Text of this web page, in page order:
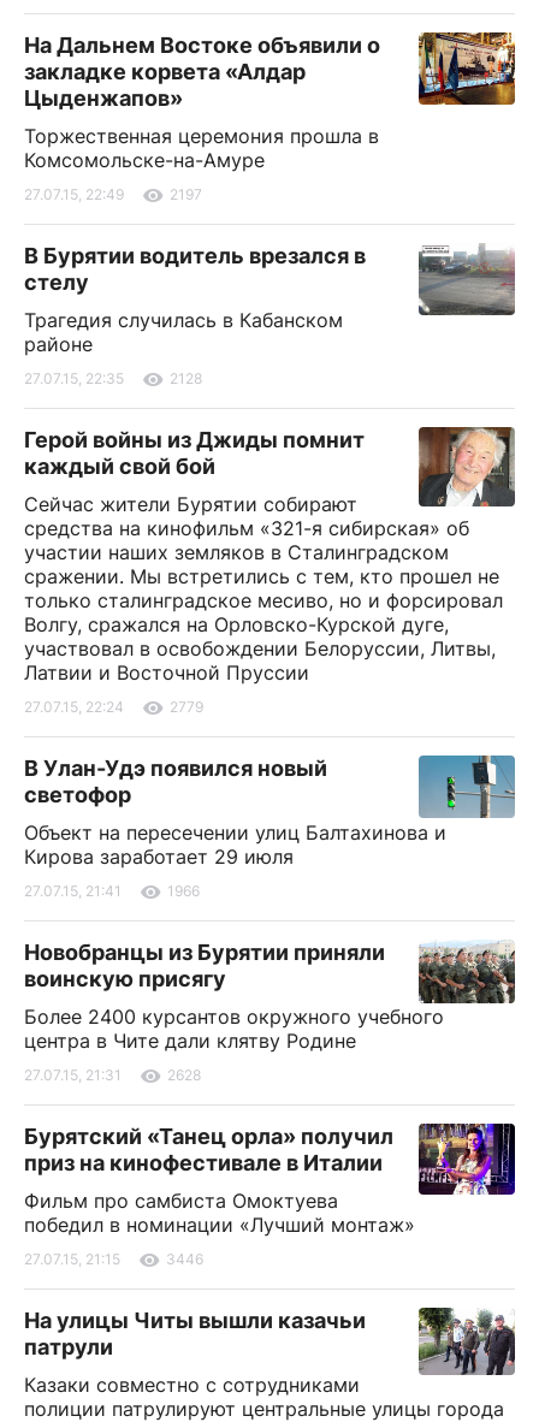
На Дальнем Востоке объявили о
закладке корвета «Алдар
Цыденжапов»
Торжественная церемония прошла в
Комсомольске-на-Амуре
27.07.15, 22:49 2197
В Бурятии водитель врезался в
стелу
Трагедия случилась в Кабанском
районе
27.07.15, 22:35 2128
Герой войны из Джиды помнит
каждый свой бой
Сейчас жители Бурятии собирают
средства на кинофильм «321-я сибирская» об
участии наших земляков в Сталинградском
сражении. Мы встретились с тем, кто прошел не
только сталинградское месиво, но и форсировал
Волгу, сражался на Орловско-Курской дуге,
участвовал в освобождении Белоруссии, Литвы,
Латвии и Восточной Пруссии
27.07.15, 22:24 2779
В Улан-Удэ появился новый
светофор
Объект на пересечении улиц Балтахинова и
Кирова заработает 29 июля
27.07.15, 21:41 1966
Новобранцы из Бурятии приняли
воинскую присягу
Более 2400 курсантов окружного учебного
центра в Чите дали клятву Родине
27.07.15, 21:31 2628
Бурятский «Танец орла» получил
приз на кинофестивале в Италии
Фильм про самбиста Омоктуева
победил в номинации «Лучший монтаж»
27.07.15, 21:15 3446
На улицы Читы вышли казачьи
патрули
Казаки совместно с сотрудниками
полиции патрулируют центральные улицы города